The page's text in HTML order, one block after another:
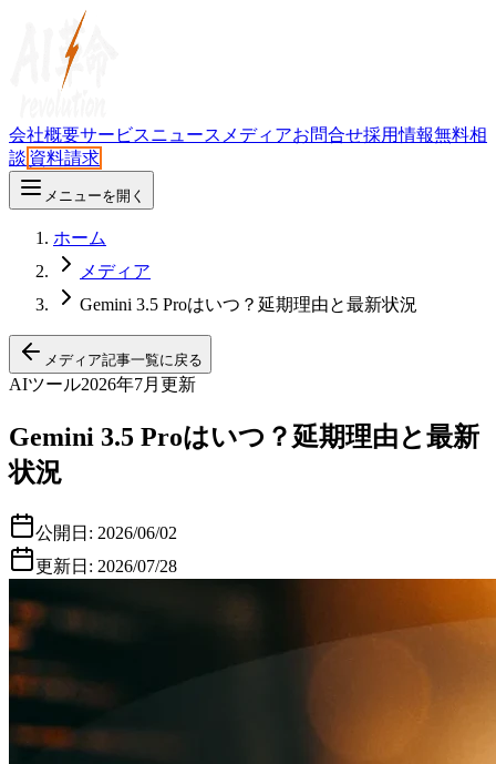
会社概要サービスニュース メディアお問合せ採用情報無料相
談 資料請求
メニューを開く
ホーム
メディア
Gemini 3.5 Proはいつ？延期理由と最新状況
メディア記事一覧に戻る
AIツール2026年7月更新
Gemini 3.5 Proはいつ？延期理由と最新
状況
公開日: 2026/06/02
更新日: 2026/07/28